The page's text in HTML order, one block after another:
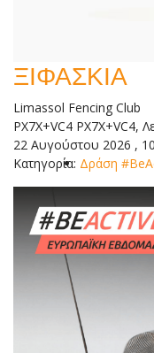
ΞΙΦΑΣΚΙΑ
Limassol Fencing Club
PX7X+VC4 PX7X+VC4,
22 Αυγούστου 2026 ,
Κατηγορία: Δράση